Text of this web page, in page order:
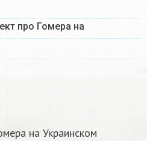
про Гомера на
на Украинском​